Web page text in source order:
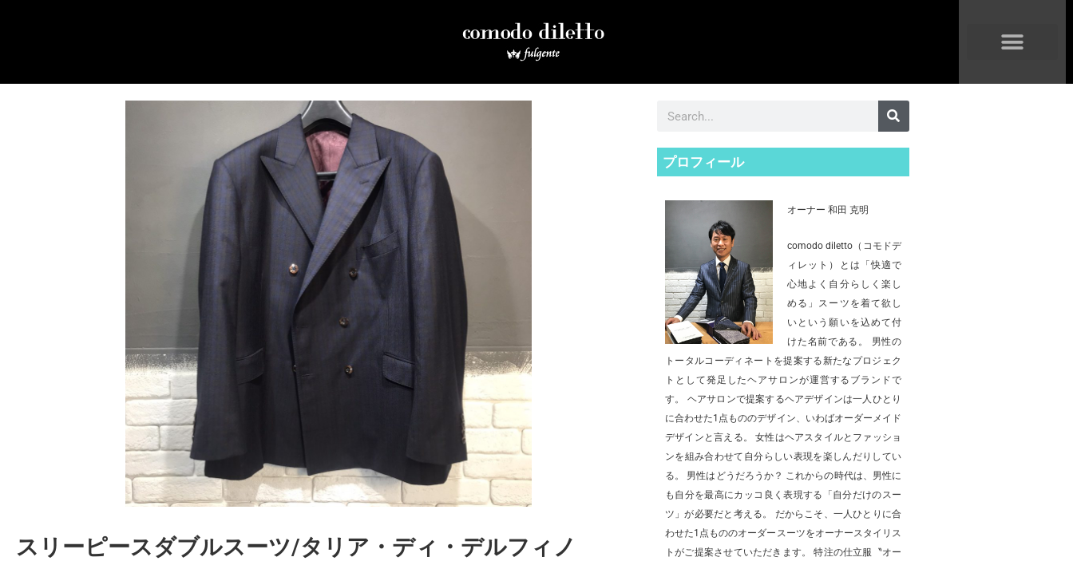
キ
スリーピースダブルスーツ/タリア・ディ・デルフィノ
検
プロフィール
オーナー 和田 克明
comodo diletto（コモドデ
ィレット）とは「快適で
心地よく自分らしく楽し
める」スーツを着て欲し
いという願いを込めて付
けた名前である。 男性の
トータルコーディネートを提案する新たなプロジェク
トとして発足したヘアサロンが運営するブランドで
す。 ヘアサロンで提案するヘアデザインは一人ひとり
に合わせた1点もののデザイン、いわばオーダーメイド
デザインと言える。 女性はヘアスタイルとファッショ
ンを組み合わせて自分らしい表現を楽しんだりしてい
る。 男性はどうだろうか？ これからの時代は、男性に
も自分を最高にカッコ良く表現する「自分だけのスー
ツ」が必要だと考える。 だからこそ、一人ひとりに合
わせた1点もののオーダースーツをオーナースタイリス
トがご提案させていただきます。 特注の仕立服〝オー